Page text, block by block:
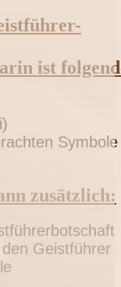
ist
Symbole
zusätzlich:
Geistführer